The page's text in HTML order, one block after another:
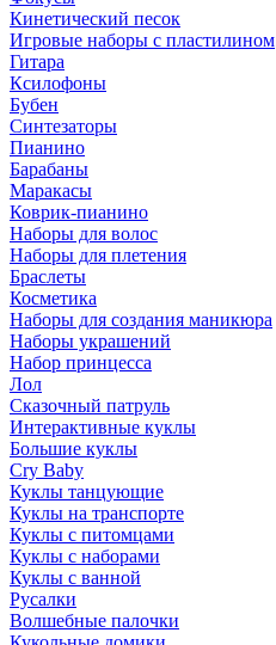
Кинетический песок
Игровые наборы с пластилином
Гитара
Ксилофоны
Бубен
Синтезаторы
Пианино
Барабаны
Маракасы
Коврик-пианино
Наборы для волос
Наборы для плетения
Браслеты
Косметика
Наборы для создания маникюра
Наборы украшений
Набор принцесса
Лол
Сказочный патруль
Интерактивные куклы
Большие куклы
Cry Baby
Куклы танцующие
Куклы на транспорте
Куклы с питомцами
Куклы с наборами
Куклы с ванной
Русалки
Волшебные палочки